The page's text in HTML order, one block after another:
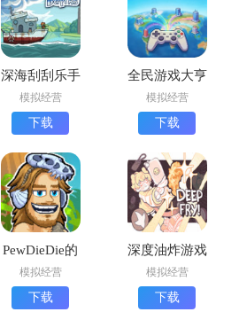
深海刮刮乐手
游下载最新版
模拟经营
下载
全民游戏大亨
2最新版下载
模拟经营
下载
PewDieDie的
主播模拟器最
新版下载
(PewDiePie
模拟经营
下载
深度油炸游戏
安卓版下载
(DeepFry)
模拟经营
下载